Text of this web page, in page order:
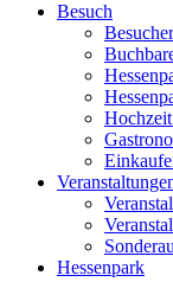
Besuch
Hessenpark